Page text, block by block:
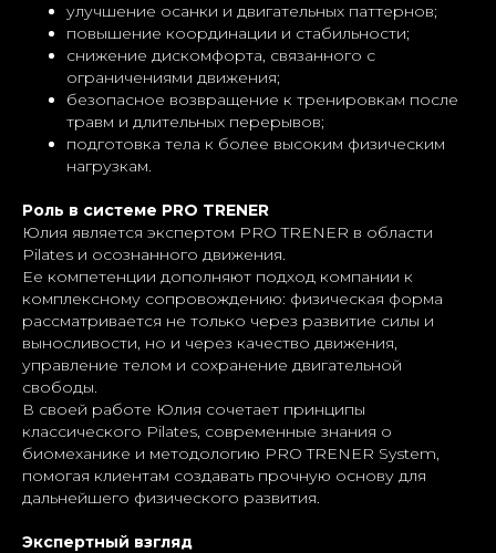
улучшение осанки и двигательных паттернов;
повышение координации и стабильности;
снижение дискомфорта, связанного с
ограничениями движения;
безопасное возвращение к тренировкам после
травм и длительных перерывов;
подготовка тела к более высоким физическим
нагрузкам.
Роль в системе PRO TRENER
Юлия является экспертом PRO TRENER в области
Pilates и осознанного движения.
Ее компетенции дополняют подход компании к
комплексному сопровождению: физическая форма
рассматривается не только через развитие силы и
выносливости, но и через качество движения,
управление телом и сохранение двигательной
свободы.
В своей работе Юлия сочетает принципы
классического Pilates, современные знания о
биомеханике и методологию PRO TRENER System,
помогая клиентам создавать прочную основу для
дальнейшего физического развития.
Экспертный взгляд